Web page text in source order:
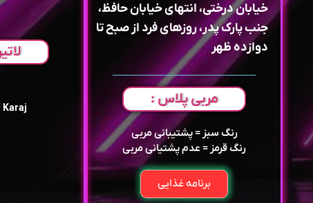
خیابان درختی، انتهای خیابان حافظ،
جنب پارک پدر، روزهای فرد از صبح تا
دوازده ظهر
مربی پلاس :
رنگ سبز = پشتیبانی مربی
رنگ قرمز = عدم پشتیانی مربی
برنامه غذایی
Karaj